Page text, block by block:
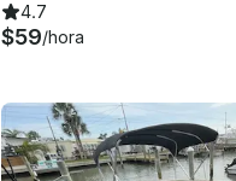
4.7
$59/hora